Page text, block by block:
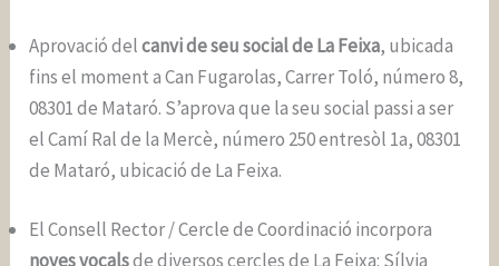
Aprovació delcanvi de seu social de La Feixa, ubicada
fins el moment a Can Fugarolas, Carrer Toló, número 8,
08301 de Mataró. S’aprova que la seu social passi a ser
el Camí Ral de la Mercè, número 250 entresòl 1a, 08301
de Mataró, ubicació de La Feixa.
El Consell Rector / Cercle de Coordinació incorpora
noves vocalsde diversos cercles de La Feixa: Sílvia